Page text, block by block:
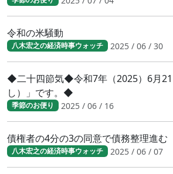
令和の米騒動
八木宏之の経済時事ウォッチ 2025 / 06 / 30
◆二十四節気◆令和7年（2025）6月
し）」です。◆
季節のお便り 2025 / 06 / 16
債権者の4分の3の同意で債務整理進む
八木宏之の経済時事ウォッチ 2025 / 06 / 07